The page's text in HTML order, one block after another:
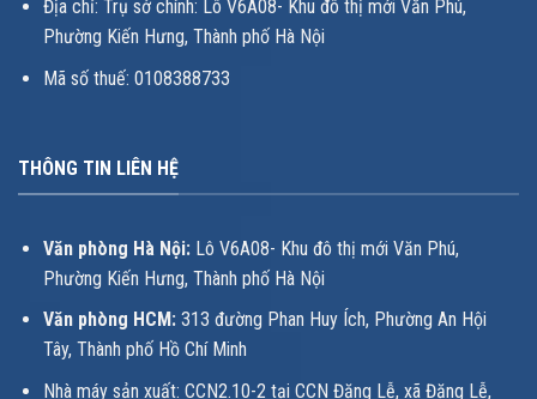
Địa chỉ: Trụ sở chính: Lô V6A08- Khu đô thị mới Văn Phú,
Phường Kiến Hưng, Thành phố Hà Nội
Mã số thuế: 0108388733
THÔNG TIN LIÊN HỆ
Văn phòng Hà Nội:Lô V6A08- Khu đô thị mới Văn Phú,
Phường Kiến Hưng, Thành phố Hà Nội
Văn phòng HCM: 313 đường Phan Huy Ích, Phường An Hội
Tây, Thành phố Hồ Chí Minh
Nhà máy sản xuất: CCN2.10-2 tại CCN Đặng Lễ, xã Đặng Lễ,